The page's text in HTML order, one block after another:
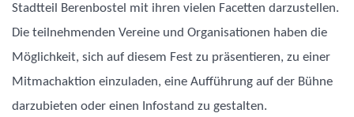
Stadtteil Berenbostel mit ihren vielen Facetten darzustellen.
Die teilnehmenden Vereine und Organisationen haben die
Möglichkeit, sich auf diesem Fest zu präsentieren, zu einer
Mitmachaktion einzuladen, eine Aufführung auf der Bühne
darzubieten oder einen Infostand zu gestalten.